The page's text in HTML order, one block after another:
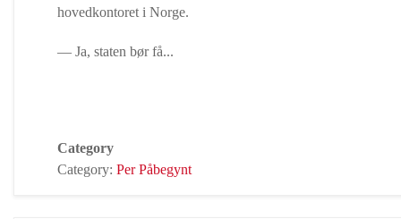
hovedkontoret i Norge.
— Ja, staten bør få...
Category
Category: Per Påbegynt